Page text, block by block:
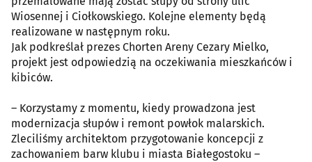
Wiosennej i Ciołkowskiego. Kolejne elementy będą
realizowane w następnym roku.
Jak podkreślał prezes Chorten Areny Cezary Mielko,
projekt jest odpowiedzią na oczekiwania mieszkańców i
kibiców.
– Korzystamy z momentu, kiedy prowadzona jest
modernizacja słupów i remont powłok malarskich.
Zleciliśmy architektom przygotowanie koncepcji z
zachowaniem barw klubu i miasta Białegostoku –